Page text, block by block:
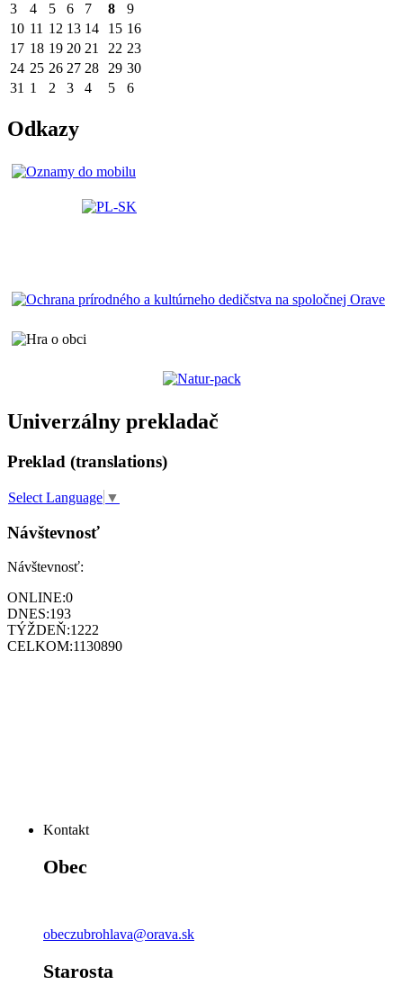
3
4 5 6 7 8
9
10 11 12 13 14 15 16
17 18 19 20 21 22 23
24 25 26 27 28 29 30
31 1 2 3 4 5 6
Odkazy
Univerzálny prekladač
Preklad (translations)
Select Language ▼
Návštevnosť
Návštevnosť:
ONLINE:0
DNES:193
TÝŽDEŇ:1222
CELKOM:1130890
Kontakt
Obec
obeczubrohlava@orava.sk
Starosta